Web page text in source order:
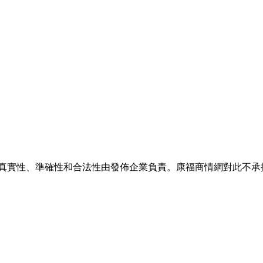
性、準確性和合法性由發佈企業負責。康福商情網對此不